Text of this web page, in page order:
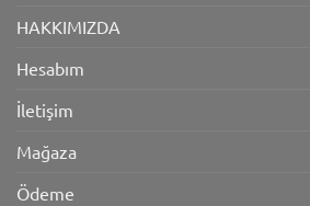
HAKKIMIZDA
Hesabım
İletişim
Mağaza
Ödeme